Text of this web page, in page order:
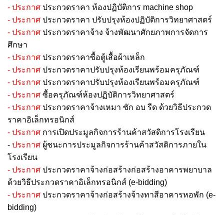
- ประกาศ ประกวดราคา ห้องปฏิบัติการ machine shop
- ประกาศ ประกวดราคา ปรับปรุงห้องปฏิบัติการวิทยาศาสตร์
- ประกาศ ประกวดราคาจ้าง จ้างพัฒนาศักยภาพการจัดการ
ศึกษา
- ประกาศ ประกวดราคาซื้อตู้เสื้อผ้าเหล็ก
- ประกาศ ประกวดราคาปรับปรุงห้องเรียนพร้อมครุภัณฑ์
- ประกาศ ประกวดราคาปรับปรุงห้องเรียนพร้อมครุภัณฑ์
- ประกาศ ซื้อครุภัณฑ์ห้องปฏิบัติการวิทยาศาสตร์
- ประกาศ ประกวดราคาจ้างเหมา ซัก อบ รีด ด้วยวิธีประกวด
ราคาอิเล็กทรอนิกส์
- ประกาศ การเปิดประมูลกิจการร้านค้าสวัสดิการโรงเรียน
- ประกาศ ผู้ชนะการประมูลกิจการร้านค้าสวัสดิการภายใน
โรงเรียน
- ประกาศ ประกวดราคาจ้างก่อสร้างก่อสร้างอาคารพยาบาล
ด้วยวิธีประกวดราคาอิเล็กทรอนิกส์ (e-bidding)
- ประกาศ ประกวดราคาจ้างก่อสร้างจ้างทาสีอาคารหอพัก (e-
bidding)